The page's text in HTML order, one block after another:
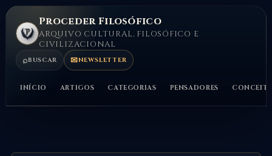
Proceder Filosófico
ARQUIVO CULTURAL, FILOSÓFICO E
CIVILIZACIONAL
⌕BUSCAR ✉NEWSLETTER
INÍCIO ARTIGOS CATEGORIAS PENSADORES